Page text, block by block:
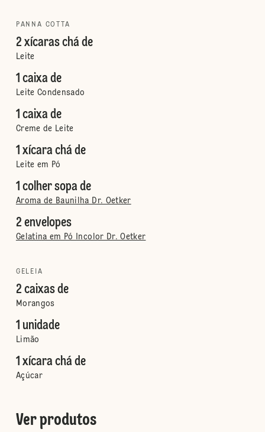
PANNA COTTA
2 xícaras chá de
Leite
1 caixa de
Leite Condensado
1 caixa de
Creme de Leite
1 xícara chá de
Leite em Pó
1 colher sopa de
Aroma de Baunilha Dr. Oetker
2 envelopes
Gelatina em Pó Incolor Dr. Oetker
GELEIA
2 caixas de
Morangos
1 unidade
Limão
1 xícara chá de
Açúcar
Ver produtos